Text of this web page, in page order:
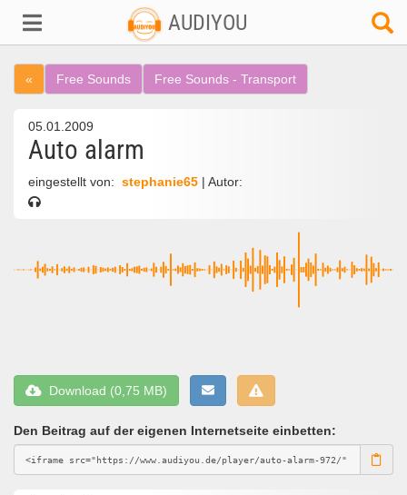
AUDIYOU
« Free Sounds Free Sounds - Transport
05.01.2009
Auto alarm
eingestellt von: stephanie65 | Autor:
Download (0,75 MB)
Den Beitrag auf der eigenen Internetseite einbetten: